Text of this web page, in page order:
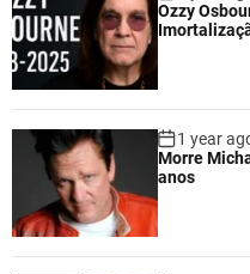
Ozzy
1 year
Morre
anos